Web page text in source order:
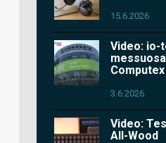
15.6.2026
Video: io-
3.6.2026
Video:
All-Wood